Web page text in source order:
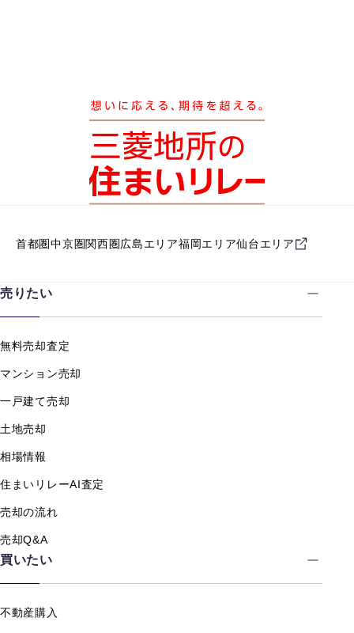
首都圏中京圏関西圏広島エリア福岡エリア仙台エリア
売りたい
無料売却査定
マンション売却
一戸建て売却
土地売却
相場情報
住まいリレーAI査定
売却の流れ
売却Q&A
買いたい
不動産購入